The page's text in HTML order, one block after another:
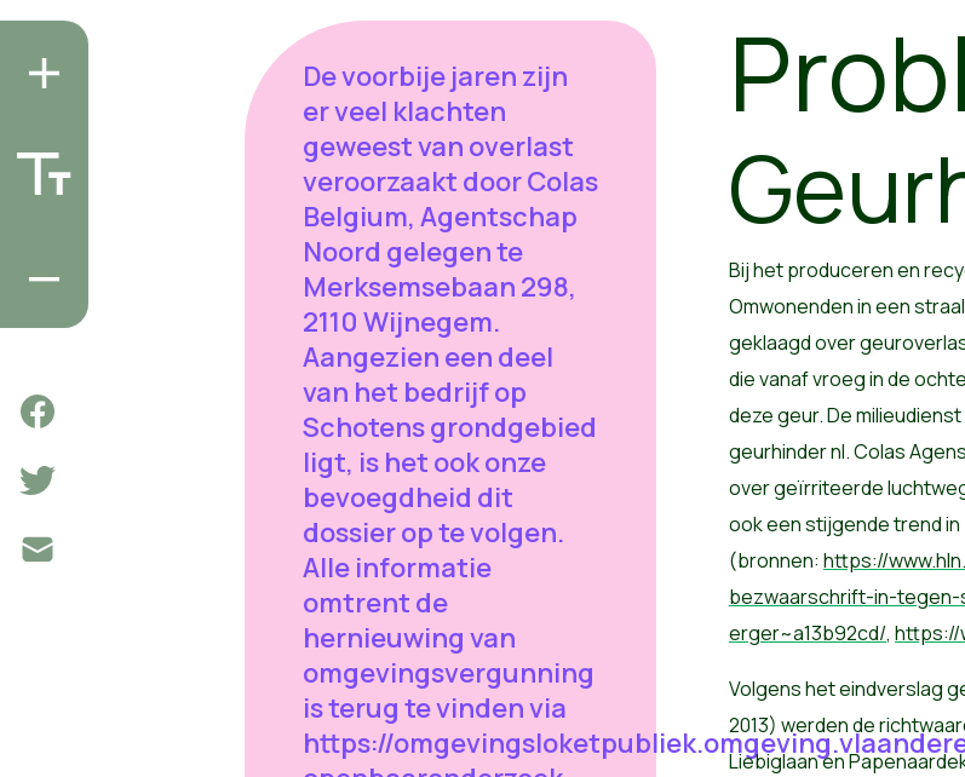
De voorbije jaren zijn
er veel klachten
geweest van overlast
veroorzaakt door Colas
Belgium, Agentschap
Noord gelegen te
Merksemsebaan 298,
2110 Wijnegem.
Aangezien een deel
van het bedrijf op
Schotens grondgebied
ligt, is het ook onze
bevoegdheid dit
dossier op te volgen.
Alle informatie
omtrent de
hernieuwing van
omgevingsvergunning
is terug te vinden via
https://
Bij het produceren en
Omwonenden in een
geklaagd over
die vanaf vroeg in de
deze geur. De
geurhinder nl. Colas
over geïrriteerde
ook een stijgende trend
(bronnen: https://
bezwaarschrift-in-
erger~a13b92cd/, https://
Volgens het eindverslag
2013) werden de
Liebiglaan en